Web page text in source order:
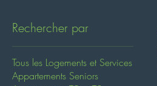
Rechercher par
Tous les Logements et Services
Appartements Seniors